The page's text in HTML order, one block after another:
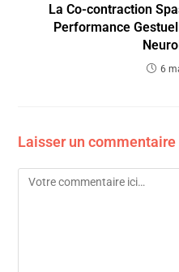
La Co-contraction
Performance
6
Laisser un commentaire